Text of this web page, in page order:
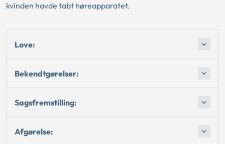
kvinden havde tabt høreapparatet.
Love:
Bekendtgørelser:
Sagsfremstilling:
Afgørelse: